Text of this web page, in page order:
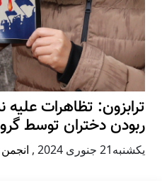
ترابزون: تظاهرات
ربودن دختران توسط
يكشنبه21 جنوری 2024 ,